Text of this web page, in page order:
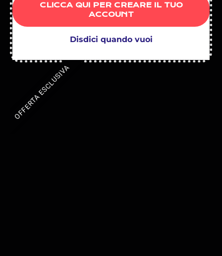
CLICCA QUI PER CREARE IL TUO
ACCOUNT
Disdici quando vuoi
OFFERTA ESCLUSIVA